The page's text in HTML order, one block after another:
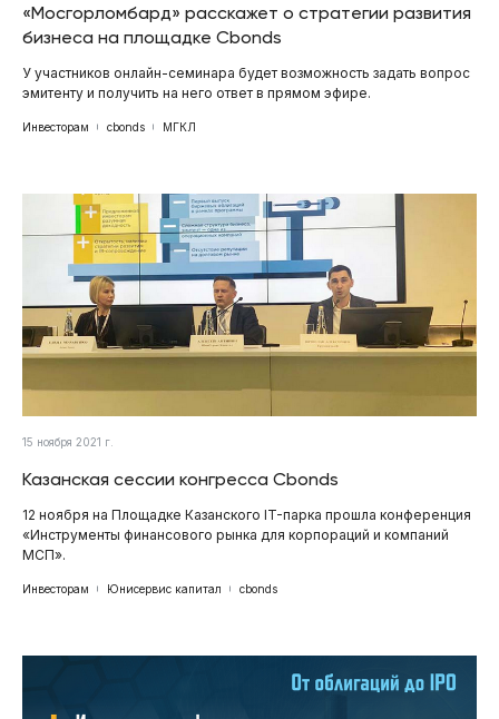
«Мосгорломбард» расскажет о стратегии развития
бизнеса на площадке Cbonds
У участников онлайн-семинара будет возможность задать вопрос
эмитенту и получить на него ответ в прямом эфире.
Инвесторам cbonds МГКЛ
15 ноября 2021 г.
Казанская сессии конгресса Cbonds
12 ноября на Площадке Казанского IT-парка прошла конференция
«Инструменты финансового рынка для корпораций и компаний
МСП».
Инвесторам Юнисервис капитал cbonds